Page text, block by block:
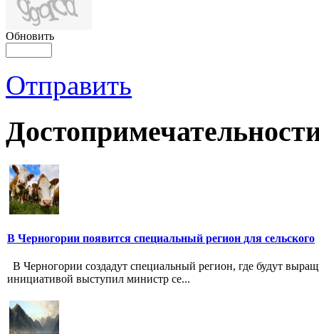
Обновить
Отправить
В Черногории появится специальный регион для сельского
В Черногории создадут специальный регион, где будут
инициативой выступил министр се...